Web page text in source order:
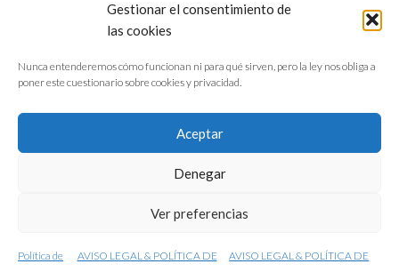
Gestionar el consentimiento de
las cookies
Nunca entenderemos cómo funcionan ni para qué sirven, pero la ley nos obliga a
poner este cuestionario sobre cookies y privacidad.
Aceptar
Denegar
Ver preferencias
Política de AVISO LEGAL & POLÍTICA DE AVISO LEGAL & POLÍTICA DE
Active Solen, con filtro UPF 50+, el máximo
nivel de protección para la piel frente a los
efectos nocivos del sol.
CONFERENCIAS
VÍDEOS & REPORTAJES TV
NUESTROS LIBROS